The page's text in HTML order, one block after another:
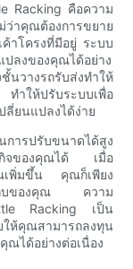
Racking คือความ
าคุณต้องการขยาย
ค้าโครงที่มีอยู่ ระบบ
ปลงของคุณได้อย่าง
างรถรับส่งทำให้
ำให้ปรับระบบเพื่อ
ยนแปลงได้ง่าย
ารปรับขนาดได้สูง
รกิจของคุณได้ เมื่อ
ณเพิ่มขึ้น คุณก็เพียง
เก็บของคุณ ความ
Racking เป็น
ห้คุณสามารถลงทุน
ณได้อย่างต่อเนื่อง